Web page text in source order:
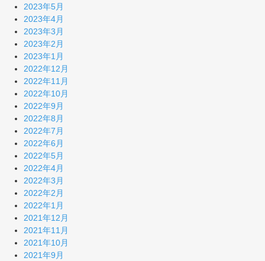
2023年5月
2023年4月
2023年3月
2023年2月
2023年1月
2022年12月
2022年11月
2022年10月
2022年9月
2022年8月
2022年7月
2022年6月
2022年5月
2022年4月
2022年3月
2022年2月
2022年1月
2021年12月
2021年11月
2021年10月
2021年9月